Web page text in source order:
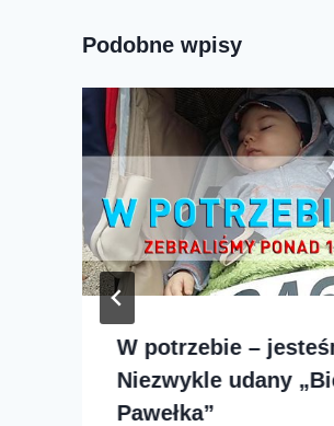
Podobne wpisy
W potrzebie –
Niezwykle udany
Pawełka”